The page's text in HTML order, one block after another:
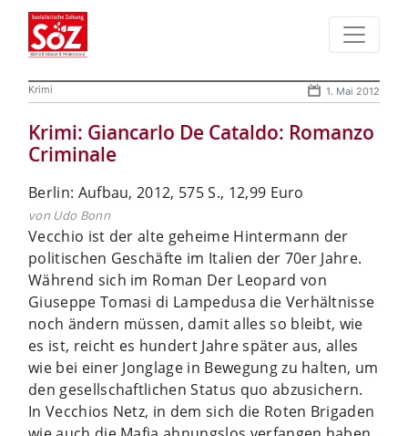
Krimi 1. Mai 2012
Krimi: Giancarlo De Cataldo: Romanzo
Criminale
Berlin: Aufbau, 2012, 575 S., 12,99 Euro
von Udo Bonn
Vecchio ist der alte geheime Hintermann der
politischen Geschäfte im Italien der 70er Jahre.
Während sich im Roman Der Leopard von
Giuseppe Tomasi di Lampedusa die Verhältnisse
noch ändern müssen, damit alles so bleibt, wie
es ist, reicht es hundert Jahre später aus, alles
wie bei einer Jonglage in Bewegung zu halten, um
den gesellschaftlichen Status quo abzusichern.
In Vecchios Netz, in dem sich die Roten Brigaden